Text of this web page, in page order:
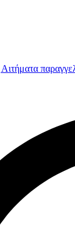
Αιτήματα